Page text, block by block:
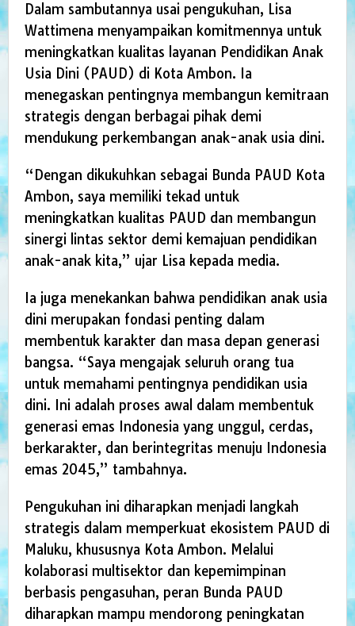
Dalam sambutannya usai pengukuhan, Lisa
Wattimena menyampaikan komitmennya untuk
meningkatkan kualitas layanan Pendidikan Anak
Usia Dini (PAUD) di Kota Ambon. Ia
menegaskan pentingnya membangun kemitraan
strategis dengan berbagai pihak demi
mendukung perkembangan anak-anak usia dini.
“Dengan dikukuhkan sebagai Bunda PAUD Kota
Ambon, saya memiliki tekad untuk
meningkatkan kualitas PAUD dan membangun
sinergi lintas sektor demi kemajuan pendidikan
anak-anak kita,” ujar Lisa kepada media.
Ia juga menekankan bahwa pendidikan anak usia
dini merupakan fondasi penting dalam
membentuk karakter dan masa depan generasi
bangsa. “Saya mengajak seluruh orang tua
untuk memahami pentingnya pendidikan usia
dini. Ini adalah proses awal dalam membentuk
generasi emas Indonesia yang unggul, cerdas,
berkarakter, dan berintegritas menuju Indonesia
emas 2045,” tambahnya.
Pengukuhan ini diharapkan menjadi langkah
strategis dalam memperkuat ekosistem PAUD di
Maluku, khususnya Kota Ambon. Melalui
kolaborasi multisektor dan kepemimpinan
berbasis pengasuhan, peran Bunda PAUD
diharapkan mampu mendorong peningkatan